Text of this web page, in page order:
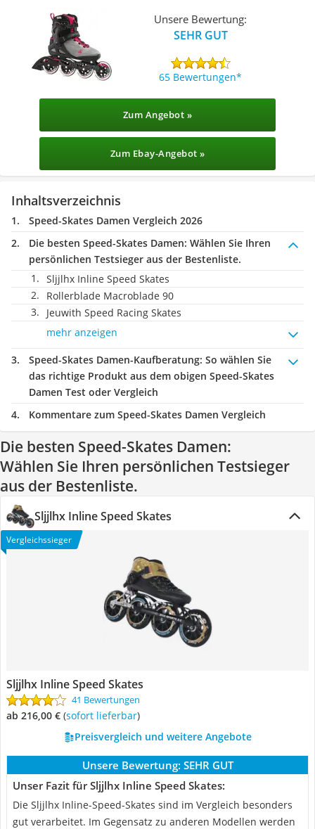
Unsere Bewertung:
SEHR GUT
65 Bewertungen
Zum Angebot »
Zum Ebay-Angebot »
Inhaltsverzeichnis
Speed-Skates Damen Vergleich 2026
Die besten Speed-Skates Damen: Wählen Sie Ihren
persönlichen Testsieger aus der Bestenliste.
Sljjlhx Inline Speed Skates
Rollerblade Macroblade 90
Jeuwith Speed Racing Skates
mehr anzeigen
Speed-Skates Damen-Kaufberatung: So wählen Sie
das richtige Produkt aus dem obigen Speed-Skates
Damen Test oder Vergleich
Kommentare zum Speed-Skates Damen Vergleich
Die besten Speed-Skates Damen:
Wählen Sie Ihren persönlichen Testsieger
aus der Bestenliste.
Sljjlhx Inline Speed Skates
Vergleichssieger
Sljjlhx Inline Speed Skates
41 Bewertungen
ab 216,00 € ( Sofort lieferbar)
Preisvergleich und weitere Angebote
Unsere Bewertung: SEHR GUT
Unser Fazit für Sljjlhx Inline Speed Skates:
Die Sljjlhx Inline-Speed-Skates sind im Vergleich besonders
gut verarbeitet. Im Gegensatz zu anderen Modellen werden